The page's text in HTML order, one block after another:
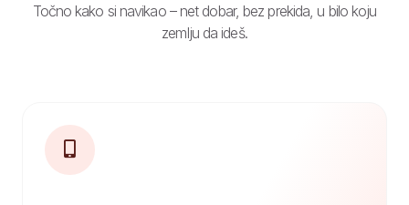
Točno kako si navikao – net dobar, bez prekida, u bilo koju
zemlju da ideš.